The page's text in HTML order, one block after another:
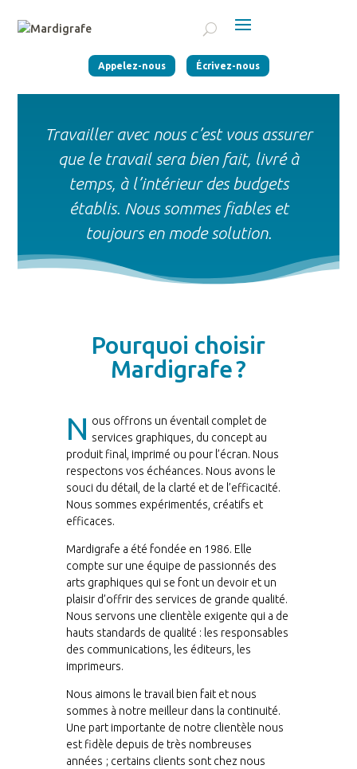
Appelez-nous Écrivez-nous
Travailler avec nous c’est vous assurer
que le travail sera bien fait, livré à
temps, à l’intérieur des budgets
établis. Nous sommes fiables et
toujours en mode solution.
Pourquoi choisir
Mardigrafe ?
N ous offrons un éventail complet de
services graphiques, du concept au
produit final, imprimé ou pour l’écran. Nous
respectons vos échéances. Nous avons le
souci du détail, de la clarté et de l’efficacité.
Nous sommes expérimentés, créatifs et
efficaces.
Mardigrafe a été fondée en 1986. Elle
compte sur une équipe de passionnés des
arts graphiques qui se font un devoir et un
plaisir d’offrir des services de grande qualité.
Nous servons une clientèle exigente qui a de
hauts standards de qualité : les responsables
des communications, les éditeurs, les
imprimeurs.
Nous aimons le travail bien fait et nous
sommes à notre meilleur dans la continuité.
Une part importante de notre clientèle nous
est fidèle depuis de très nombreuses
années ; certains clients sont chez nous